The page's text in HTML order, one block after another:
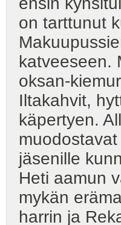
on tarttunut
katveeseen.
oksan-
Iltakahvit,
käpertyen.
jäsenille
Heti aamun
mykän
harrin ja